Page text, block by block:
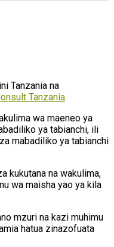
Tanzania na
Tanzania.
wa maeneo ya
ya tabianchi, ili
mabadiliko ya tabianchi
kukutana na wakulima,
wa maisha yao ya kila
mzuri na kazi muhimu
hatua zinazofuata